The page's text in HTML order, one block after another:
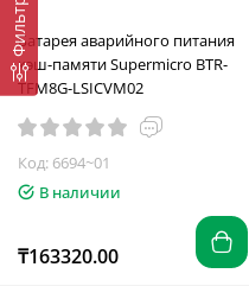
Фильтр
Батарея аварийного питания
кэш-памяти Supermicro BTR-
TFM8G-LSICVM02
Код: 6694~01
В наличии
₸163320.00